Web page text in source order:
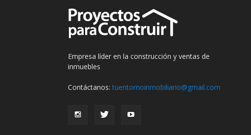
Empresa líder en la construcción y ventas de
inmuebles
Contáctanos:tuentornoinmobiliario@gmail.com